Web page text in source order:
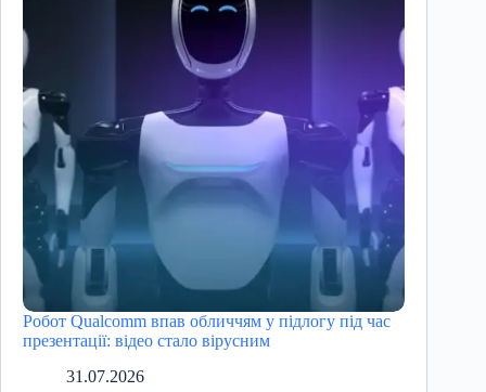
Робот Qualcomm впав обличчям у підлогу під час
презентації: відео стало вірусним
31.07.2026